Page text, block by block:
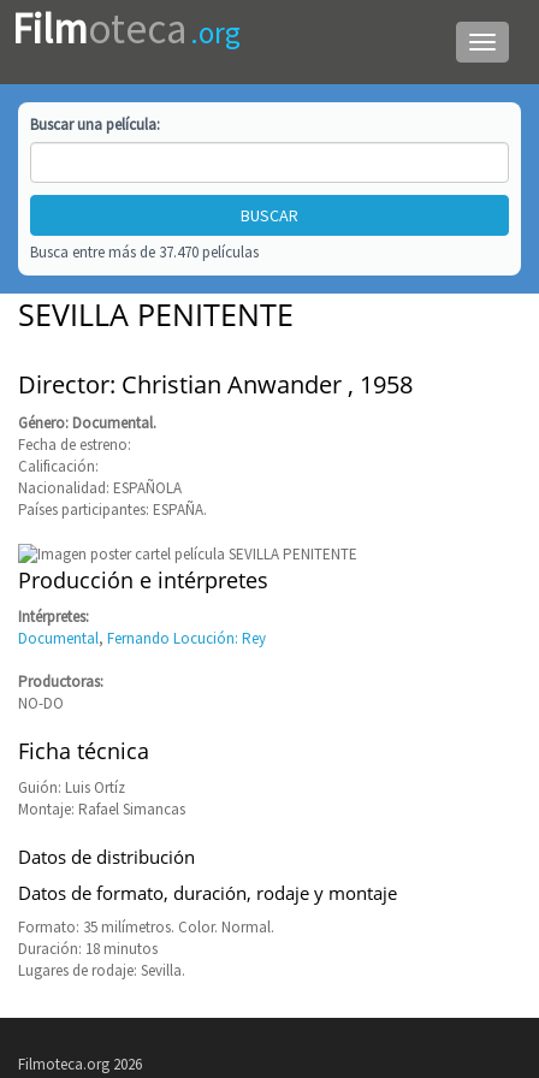
Menú
de
Filmoteca .org
Buscar unapelícula:
Busca entre más de 37.470 películas
SEVILLA PENITENTE
Director: Christian Anwander , 1958
Género: Documental.
Fecha de estreno:
Calificación:
Nacionalidad: ESPAÑOLA
Países participantes: ESPAÑA.
Producción e intérpretes
Intérpretes:
Documental, Fernando Locución: Rey
Productoras:
NO-DO
Ficha técnica
Guión: Luis Ortíz
Montaje: Rafael Simancas
Datos de distribución
Datos de formato, duración, rodaje y montaje
Formato: 35 milímetros. Color. Normal.
Duración: 18 minutos
Lugares de rodaje: Sevilla.
Filmoteca.org 2026